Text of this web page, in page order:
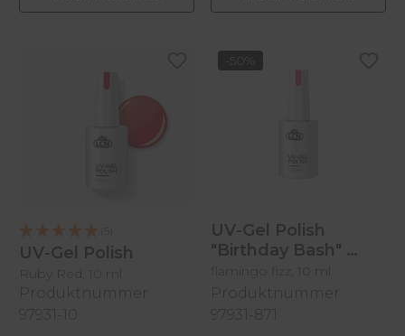
UV-Gel Polish
Ruby Red, 10 ml
Produktnummer:
97931-10
-50%
UV-Gel Polish
"Birthday Bash"
flamingo fizz, 10 ml
Produktnummer:
97931-871